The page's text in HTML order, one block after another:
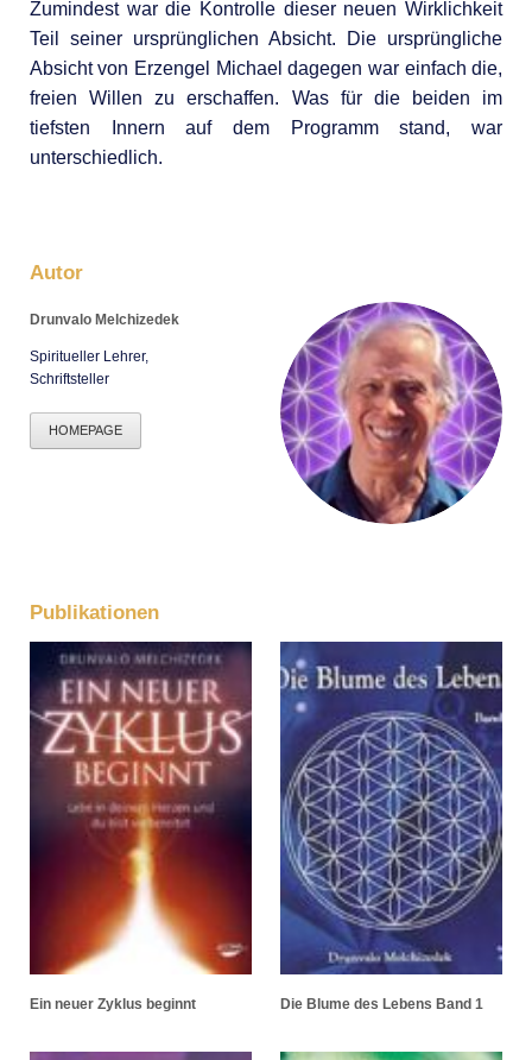
Zumindest war die Kontrolle dieser neuen Wirklichkeit
Teil seiner ursprünglichen Absicht. Die ursprüngliche
Absicht von Erzengel Michael dagegen war einfach die,
freien Willen zu erschaffen. Was für die beiden im
tiefsten Innern auf dem Programm stand, war
unterschiedlich.
Autor
Drunvalo Melchizedek
Spiritueller Lehrer,
Schriftsteller
HOMEPAGE
Publikationen
Ein neuer Zyklus beginnt Die Blume des Lebens Band 1